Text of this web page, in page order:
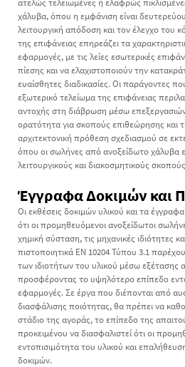
χάλυβα, όπου η εμφάνιση είναι
λειτουργική απόδοση και τον έλεγχο του
της επιφάνειας επηρεάζει τα
εφαρμογές, με τις λείες εσωτερικές
πίεσης και να ελαχιστοποιούν την
ευαίσθητες διαδικασίες. Οι παράγοντες
εξωτερικό τελείωμα της επιφάνειας
αντοχής στη διάβρωση μέσω
ορατότητα για σκοπούς επιθεώρησης και
αρχιτεκτονική πρόθεση σχεδιασμού σε
όπου οι σωλήνες από ανοξείδωτο χάλυβα
λειτουργικούς και διακοσμητικούς
Έγγραφα Δοκιμών και
Οι εκθέσεις δοκιμών υλικού και τα
ότι οι προμηθευόμενοι ανοξείδωτοι
χημική σύσταση, τις μηχανικές ιδιότητες
πιστοποιητικά EN 10204 Τύπου 3.1
των ιδιοτήτων του υλικού μέσω εξέτασης
προσφέροντας το υψηλότερο επίπεδο
εφαρμογές. Σε έργα που διέπονται από
διασφάλισης ποιότητας, θα πρέπει να
στάδιο της αγοράς, το επίπεδο της
προκειμένου να διασφαλιστεί ότι οι
εντοπισιμότητα του υλικού και
δοκιμών.